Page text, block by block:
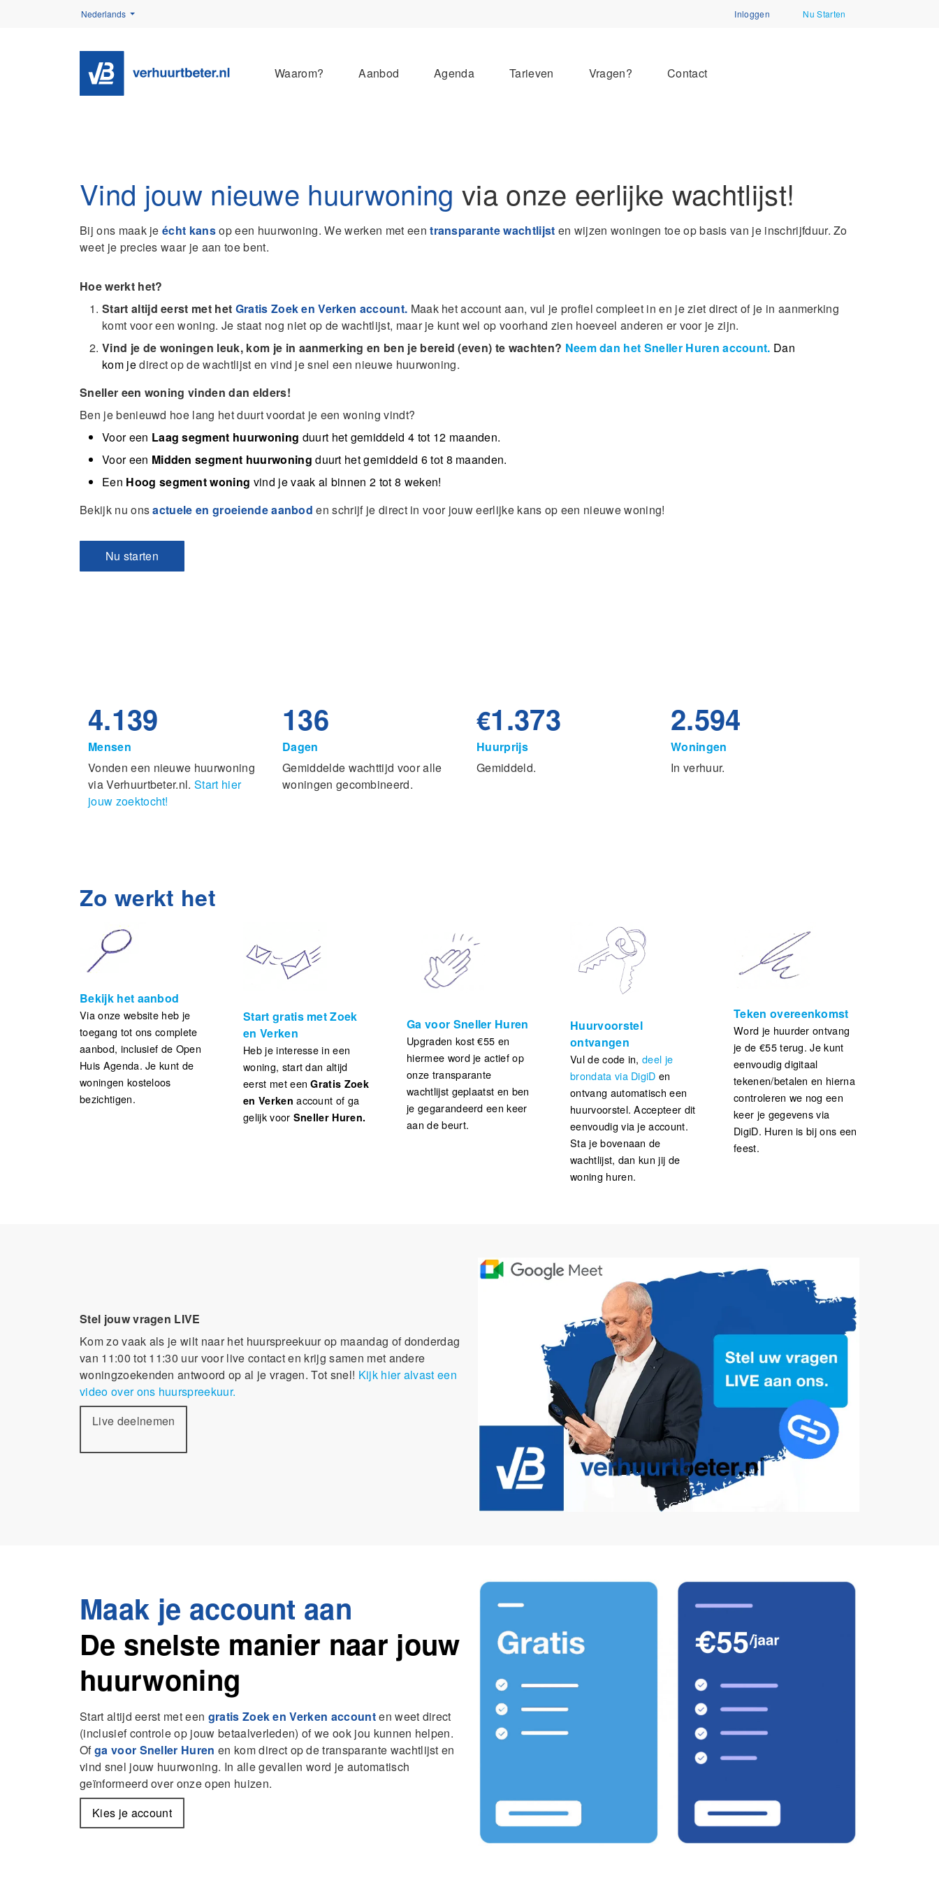
Nederlands Inloggen Nu Starten
Waarom? Aanbod Agenda Tarieven Vragen? Contact
Vind jouw nieuwe huurwoning via onze eerlijke wachtlijst!
Bij ons maak jeécht kansop een huurwoning. We werken met eentransparante wachtlijst en wijzen woningen toe op basis van je inschrijfduur. Zo
weet je precies waar je aan toe bent.
Hoe werkt het?
Start altijd eerst met het Gratis Zoek en Verken account. Maak het account aan, vul je profiel compleet in en je ziet direct of je in aanmerking
komt voor een woning. Je staat nog niet op de wachtlijst, maar je kunt wel op voorhand zien hoeveel anderen er voor je zijn.
Vind je de woningen leuk, kom je in aanmerking en ben je bereid (even) te wachten? Neem dan het Sneller Huren account. Dan
kom jedirect op de wachtlijst en vind je snel een nieuwe huurwoning.
Sneller een woning vinden dan elders!
Ben je benieuwd hoe lang het duurt voordat je een woning vindt?
Voor een Laag segment huurwoning duurt het gemiddeld 4 tot 12 maanden.
Voor een Midden segment huurwoning duurt het gemiddeld 6 tot 8 maanden.
Een Hoog segment woning vind je vaak al binnen 2 tot 8 weken!
Bekijk nu onsactuele en groeiende aanbod en schrijf je direct in voor jouw eerlijke kans op een nieuwe woning!
Nu starten
4.139
Mensen
Vonden een nieuwe huurwoning
via Verhuurtbeter.nl.Start hier
jouw zoektocht!
136
Dagen
Gemiddelde wachttijd voor alle
woningen gecombineerd.
€1.373
Huurprijs
Gemiddeld.
2.594
Woningen
In verhuur.
Zo werkt het
Bekijk het aanbod
Via onze website heb je
toegang tot ons complete
aanbod, inclusief de Open
Huis Agenda. Je kunt de
woningen kosteloos
bezichtigen.
Start gratis met Zoek
en Verken
Heb je interesse in een
woning, start dan altijd
eerst met eenGratis Zoek
en Verken account of ga
gelijk voor Sneller Huren.
Ga voor Sneller Huren
Upgraden kost €55 en
hiermee word je actief op
onze transparante
wachtlijst geplaatst en ben
je gegarandeerd een keer
aan de beurt.
Huurvoorstel
ontvangen
Vul de code in,deel je
brondata via DigiD en
ontvang automatisch een
huurvoorstel. Accepteer dit
eenvoudig via je account.
Sta je bovenaan de
wachtlijst, dan kun jij de
woning huren.
Teken overeenkomst
Word je huurderontvang
je de €55 terug.Je kunt
eenvoudig digitaal
tekenen/betalen en hierna
controleren we nog een
keer je gegevens via
DigiD. Huren is bij ons een
feest.
Stel jouw vragen LIVE
Kom zo vaak als je wilt naar het huurspreekuur op maandag of donderdag
van 11:00 tot 11:30 uur voor live contact en krijg samen met andere
woningzoekenden antwoord op al je vragen. Tot snel! Kijk hier alvast een
video over ons huurspreekuur.
Live deelnemen
Maak je account aan
De snelste manier naar jouw
huurwoning
Start altijd eerst met een gratis Zoek en Verken accounten weet direct
(inclusief controle op jouw betaalverleden) of we ook jou kunnen helpen.
Ofga voor Sneller Huren en kom direct op de transparante wachtlijst en
vind snel jouw huurwoning. In alle gevallen word je automatisch
geïnformeerd over onze open huizen.
Kies je account